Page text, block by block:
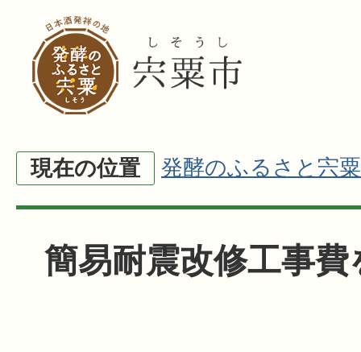
現在の位置 発酵のふるさと宍粟
簡易耐震改修工事費